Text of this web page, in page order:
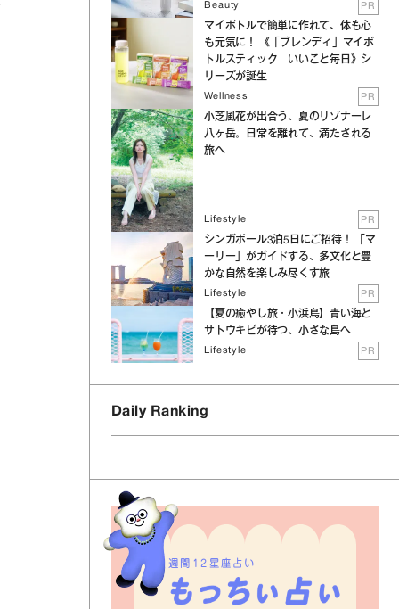
Beauty PR
マイボトルで簡単に作れて、体も心
も元気に！ 《「ブレンディ」マイボ
トルスティック いいこと毎日》シ
リーズが誕生
Wellness PR
小芝風花が出合う、夏のリゾナーレ
八ヶ岳。日常を離れて、満たされる
旅へ
Lifestyle PR
シンガポール3泊5日にご招待！ 「マ
ーリー」がガイドする、多文化と豊
かな自然を楽しみ尽くす旅
Lifestyle PR
【夏の癒やし旅・小浜島】青い海と
サトウキビが待つ、小さな島へ
Lifestyle PR
Daily Ranking
週間12星座占い